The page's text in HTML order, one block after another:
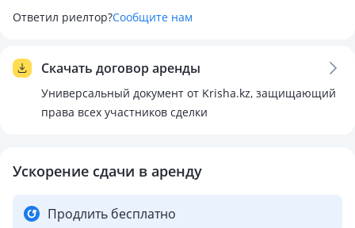
Участок и территория:
Локация:
— Удобное расположение
Ответил риелтор?Сообщите нам
Скачать договор аренды
Универсальный документ от Krisha.kz, защищающий
права всех участников сделки
Ускорение сдачи в аренду
Продлить бесплатно